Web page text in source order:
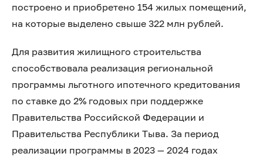
построено и приобретено 154 жилых помещений,
на которые выделено свыше 322 млн рублей.
Для развития жилищного строительства
способствовала реализация региональной
программы льготного ипотечного кредитования
по ставке до 2% годовых при поддержке
Правительства Российской Федерации и
Правительства Республики Тыва. За период
реализации программы в 2023 — 2024 годах